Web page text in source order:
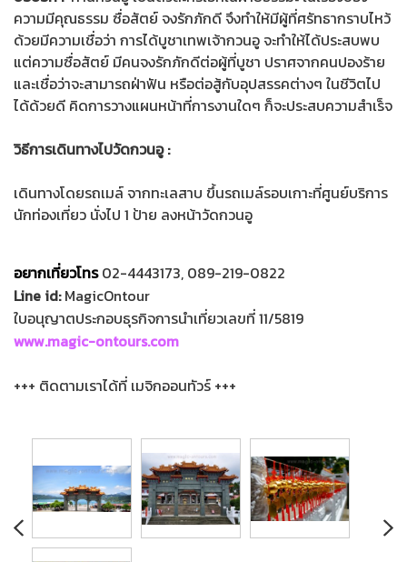
ความมีคุณธรรม ซื่อสัตย์ จงรักภักดี จึงทำให้มีผู้ที่ศรัทธากราบไหว้
ด้วยมีความเชื่อว่า การได้บูชาเทพเจ้ากวนอู จะทำให้ได้ประสบพบ
แต่ความซื่อสัตย์ มีคนจงรักภักดีต่อผู้ที่บูชา ปราศจากคนปองร้าย
และเชื่อว่าจะสามารถฝ่าฟัน หรือต่อสู้กับอุปสรรคต่างๆ ในชีวิตไป
ได้ด้วยดี คิดการวางแผนหน้าที่การงานใดๆ ก็จะประสบความสำเร็จ
วิธีการเดินทางไปวัดกวนอู :
เดินทางโดยรถเมล์ จากทะเลสาบ ขึ้นรถเมล์รอบเกาะที่ศูนย์บริการ
นักท่องเที่ยว นั่งไป 1 ป้าย ลงหน้าวัดกวนอู
อยากเที่ยวโทร02-4443173, 089-219-0822
Line id:MagicOntour
ใบอนุญาตประกอบธุรกิจการนำเที่ยวเลขที่ 11/5819
www.magic-ontours.com
+++ ติดตามเราได้ที่ เมจิกออนทัวร์ +++